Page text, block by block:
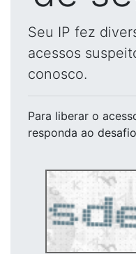
Seu IP fez
acessos
conosco.
Para liberar o
responda ao